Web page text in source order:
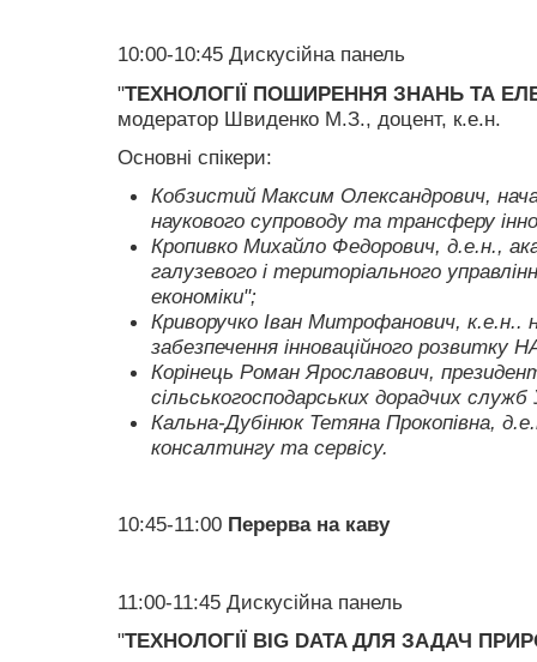
10:00-10:45 Дискусійна панель
"ТЕХНОЛОГІЇ ПОШИРЕННЯ ЗНАНЬ ТА
модератор Швиденко М.З., доцент, к.е.н.
Основні спікери:
Кобзистий Максим Олександрович,
наукового супроводу та трансферу
Кропивко Михайло Федорович, д.е.н.,
галузевого і територіального
економіки";
Криворучко Іван Митрофанович, к.е.н..
забезпечення інноваційного розвитку
Корінець Роман Ярославович,
сільськогосподарських дорадчих служб
Кальна-Дубінюк Тетяна Прокопівна,
консалтингу та сервісу.
10:45-11:00 Перерва на каву
11:00-11:45 Дискусійна панель
"ТЕХНОЛОГІЇ BIG DATA ДЛЯ ЗАДАЧ